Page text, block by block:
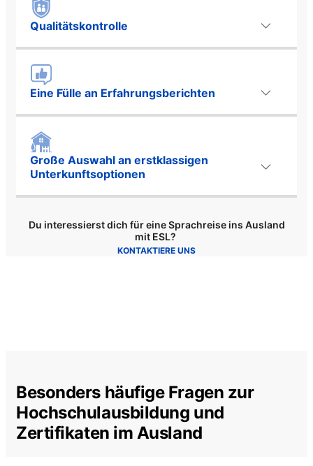
Qualitätskontrolle
Eine Fülle an Erfahrungsberichten
Große Auswahl an erstklassigen
Unterkunftsoptionen
Du interessierst dich für eine Sprachreise ins Ausland
mit ESL?
KONTAKTIERE UNS
Besonders häufige Fragen zur
Hochschulausbildung und
Zertifikaten im Ausland